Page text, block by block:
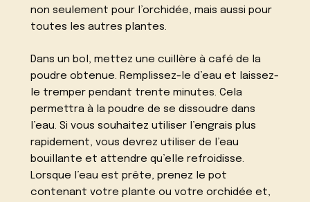
non seulement pour l’orchidée, mais aussi pour
toutes les autres plantes.
Dans un bol, mettez une cuillère à café de la
poudre obtenue. Remplissez-le d’eau et laissez-
le tremper pendant trente minutes. Cela
permettra à la poudre de se dissoudre dans
l’eau. Si vous souhaitez utiliser l’engrais plus
rapidement, vous devrez utiliser de l’eau
bouillante et attendre qu’elle refroidisse.
Lorsque l’eau est prête, prenez le pot
contenant votre plante ou votre orchidée et,